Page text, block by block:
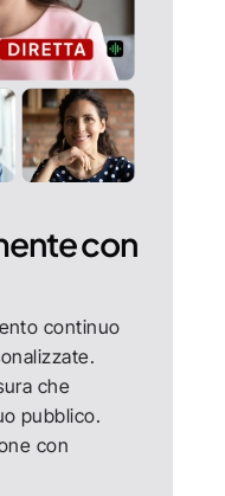
con
continuo
che
pubblico.
con